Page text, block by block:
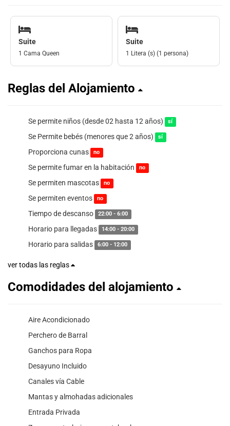
Suite
1 Cama Queen
Suite
1 Litera (s) (1 persona)
Reglas del Alojamiento
Se permite niños (desde 02 hasta 12 años) sí
Se Permite bebés (menores que 2 años) sí
Proporciona cunas no
Se permite fumar en la habitación no
Se permiten mascotas no
Se permiten eventos no
Tiempo de descanso 22:00 - 6:00
Horario para llegadas 14:00 - 20:00
Horario para salidas 6:00 - 12:00
ver todas las reglas
Comodidades del alojamiento
Aire Acondicionado
Perchero de Barral
Ganchos para Ropa
Desayuno Incluido
Canales vía Cable
Mantas y almohadas adicionales
Entrada Privada